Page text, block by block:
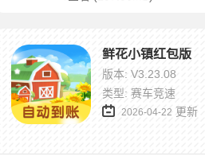
鲜花小镇红包版
版本: V3.23.08
类型: 赛车竞速
2026-04-22 更新